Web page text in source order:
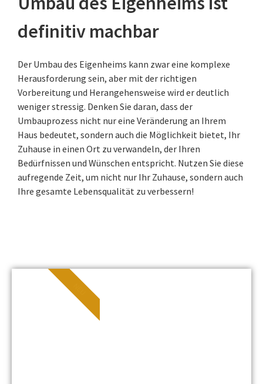
definitiv machbar
Der Umbau des Eigenheims kann zwar eine komplexe
Herausforderung sein, aber mit der richtigen
Vorbereitung und Herangehensweise wird er deutlich
weniger stressig. Denken Sie daran, dass der
Umbauprozess nicht nur eine Veränderung an Ihrem
Haus bedeutet, sondern auch die Möglichkeit bietet, Ihr
Zuhause in einen Ort zu verwandeln, der Ihren
Bedürfnissen und Wünschen entspricht. Nutzen Sie diese
aufregende Zeit, um nicht nur Ihr Zuhause, sondern auch
Ihre gesamte Lebensqualität zu verbessern!
NEU